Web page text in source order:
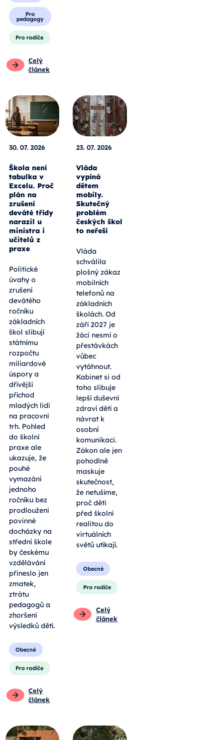
Pro
pedagogy
Pro rodiče
Celý
článek
30. 07. 2026
Škola není
tabulka v
Excelu. Proč
plán na
zrušení
deváté třídy
narazil u
ministra i
učitelů z
praxe
Politické
úvahy o
zrušení
devátého
ročníku
základních
škol slibují
státnímu
rozpočtu
miliardové
úspory a
dřívější
příchod
mladých lidí
na pracovní
trh. Pohled
do školní
praxe ale
ukazuje, že
pouhé
vymazání
jednoho
ročníku bez
prodloužení
povinné
docházky na
střední škole
by českému
vzdělávání
přineslo jen
zmatek,
ztrátu
pedagogů a
zhoršení
výsledků dětí.
Obecné
Pro rodiče
Celý
článek
23. 07. 2026
Vláda
vypíná
dětem
mobily.
Skutečný
problém
českých škol
to neřeší
Vláda
schválila
plošný zákaz
mobilních
telefonů na
základních
školách. Od
září 2027 je
žáci nesmí o
přestávkách
vůbec
vytáhnout.
Kabinet si od
toho slibuje
lepší duševní
zdraví dětí a
návrat k
osobní
komunikaci.
Zákon ale jen
pohodlně
maskuje
skutečnost,
že netušíme,
proč děti
před školní
realitou do
virtuálních
světů utíkají.
Obecné
Pro rodiče
Celý
článek